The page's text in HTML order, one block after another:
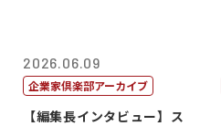
2026.06.09
企業家倶楽部アーカイブ
【編集長インタビュー】ス